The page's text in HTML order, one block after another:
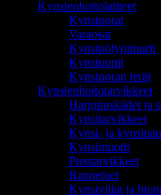
Kynsienhoitolaitteet
Kynsiporat
Varaosat
Kynsipölynimurit
Kynsiuunit
Kynsiporan terät
Kynsienhoitotarvikkeet
Harjoituskädet ja
Kynsitarvikkeet
Kynsi- ja
Kynsimuotit
Pientarvikkeet
Rannetuet
Kynsiviilat ja